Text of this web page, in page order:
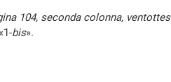
104, seconda colonna,
bis».